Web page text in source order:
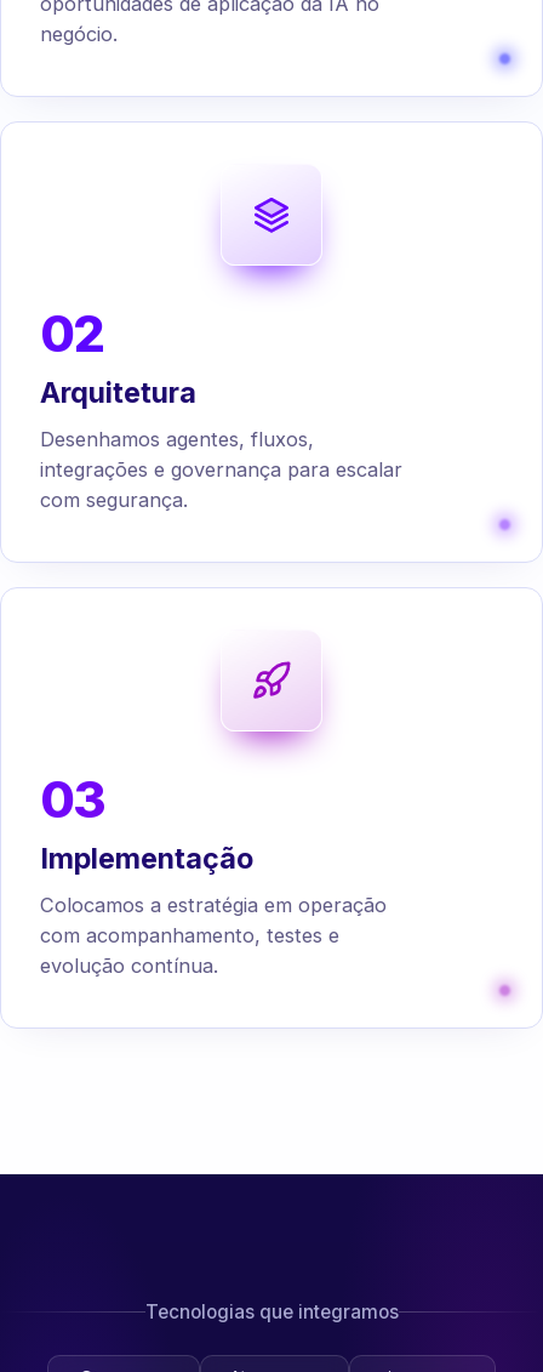
negócio.
02
Arquitetura
Desenhamos agentes, fluxos,
integrações e governança para escalar
com segurança.
03
Implementação
Colocamos a estratégia em operação
com acompanhamento, testes e
evolução contínua.
Tecnologias que integramos